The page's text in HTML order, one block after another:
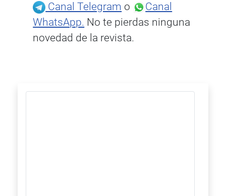
Canal Telegram o
Canal
WhatsApp. No te pierdas ninguna
novedad de la revista.